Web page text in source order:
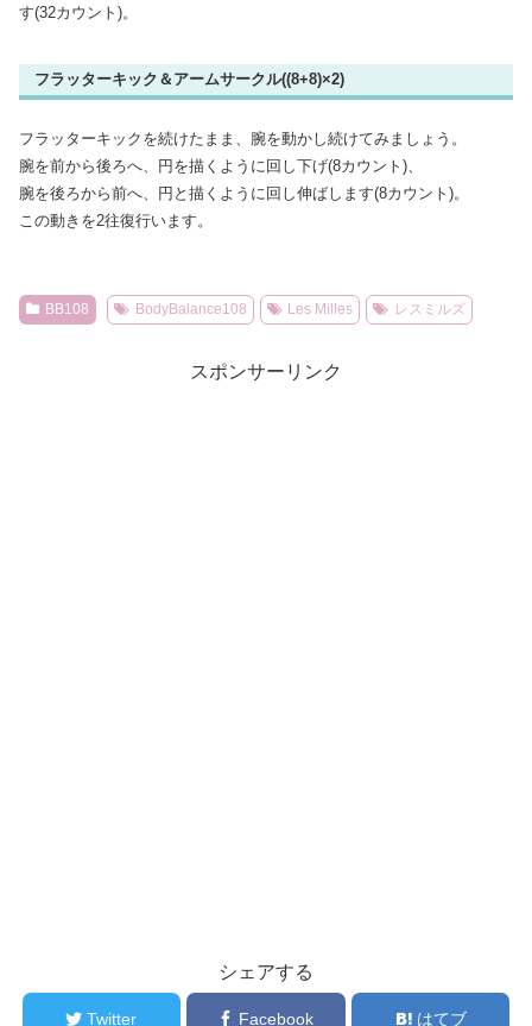
す(32カウント)。
フラッターキック＆アームサークル((8+8)×2)
フラッターキックを続けたまま、腕を動かし続けてみましょう。
腕を前から後ろへ、円を描くように回し下げ(8カウント)、
腕を後ろから前へ、円と描くように回し伸ばします(8カウント)。
この動きを2往復行います。
BB108 BodyBalance108 Les Milles レスミルズ
スポンサーリンク
シェアする
Twitter Facebook はてブ